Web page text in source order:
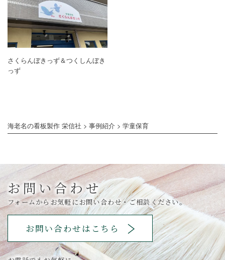
さくらんぼきっず＆つくしんぼき
っず
海老名の看板製作 栄信社 > 事例紹介 > 学童保育
お問い合わせ
フォームからお気軽にお問い合わせ・ご相談ください。
お問い合わせはこちら